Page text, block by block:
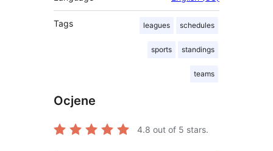
Tags leagues schedules
sports standings
teams
Ocjene
4.8 out of 5 stars.